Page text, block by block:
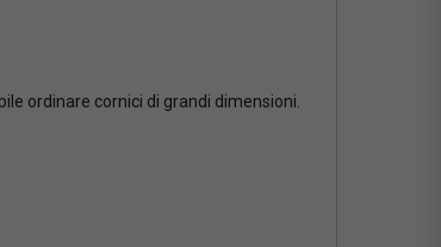
ordinare cornici di grandi dimensioni.